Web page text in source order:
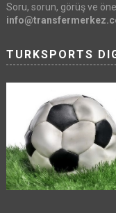
Soru, sorun, görüş ve
TURKSPORTS